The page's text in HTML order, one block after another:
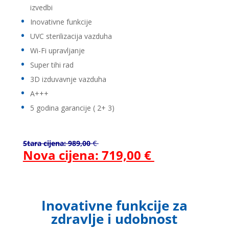
izvedbi
Inovativne funkcije
UVC sterilizacija vazduha
Wi-Fi upravljanje
Super tihi rad
3D izduvavnje vazduha
A+++
5 godina garancije ( 2+ 3)
Stara cijena: 989,00€
Nova cijena: 719,00 €
Inovativne funkcije za
zdravlje i udobnost